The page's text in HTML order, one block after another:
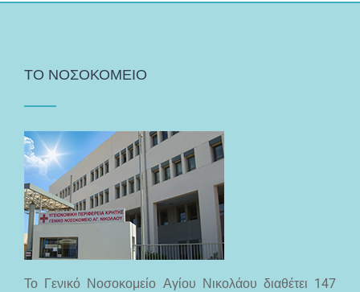
ΤΟ ΝΟΣΟΚΟΜΕΙΟ
Το Γενικό Νοσοκομείο Αγίου Νικολάου διαθέτει 147